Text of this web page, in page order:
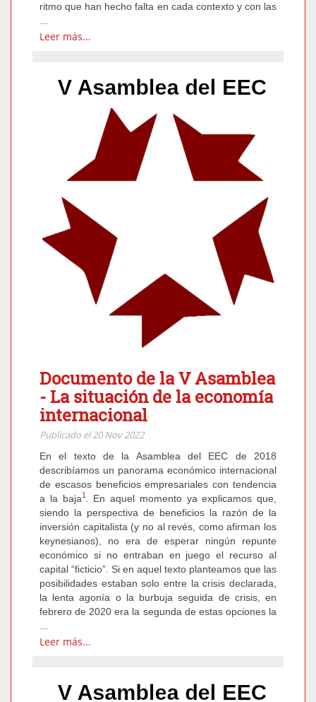
ritmo que han hecho falta en cada contexto y con las
Leer más...
Documento de la V Asamblea
- La situación de la economía
internacional
Publicado el 20 Nov 2022
En el texto de la Asamblea del EEC de 2018
describíamos un panorama económico internacional
de escasos beneficios empresariales con tendencia
a la baja1 . En aquel momento ya explicamos que,
siendo la perspectiva de beneficios la razón de la
inversión capitalista (y no al revés, como afirman los
keynesianos), no era de esperar ningún repunte
económico si no entraban en juego el recurso al
capital “ficticio”. Si en aquel texto planteamos que las
posibilidades estaban solo entre la crisis declarada,
la lenta agonía o la burbuja seguida de crisis, en
febrero de 2020 era la segunda de estas opciones la
Leer más...